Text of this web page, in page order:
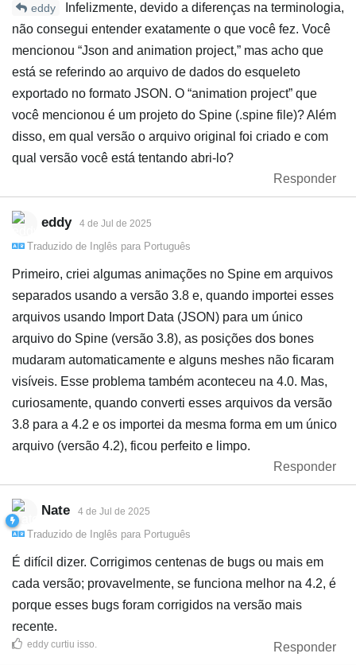
eddy
Infelizmente, devido a diferenças na terminologia,
não consegui entender exatamente o que você fez. Você
mencionou “Json and animation project,” mas acho que
está se referindo ao arquivo de dados do esqueleto
exportado no formato JSON. O “animation project” que
você mencionou é um projeto do Spine (.spine file)? Além
disso, em qual versão o arquivo original foi criado e com
qual versão você está tentando abri-lo?
Responder
eddy 4 de Jul de 2025
Traduzido de Inglês para Português
Primeiro, criei algumas animações no Spine em arquivos
separados usando a versão 3.8 e, quando importei esses
arquivos usando Import Data (JSON) para um único
arquivo do Spine (versão 3.8), as posições dos bones
mudaram automaticamente e alguns meshes não ficaram
visíveis. Esse problema também aconteceu na 4.0. Mas,
curiosamente, quando converti esses arquivos da versão
3.8 para a 4.2 e os importei da mesma forma em um único
arquivo (versão 4.2), ficou perfeito e limpo.
Responder
Nate 4 de Jul de 2025
Traduzido de Inglês para Português
É difícil dizer. Corrigimos centenas de bugs ou mais em
cada versão; provavelmente, se funciona melhor na 4.2, é
porque esses bugs foram corrigidos na versão mais
recente.
Responder
eddy curtiu isso.